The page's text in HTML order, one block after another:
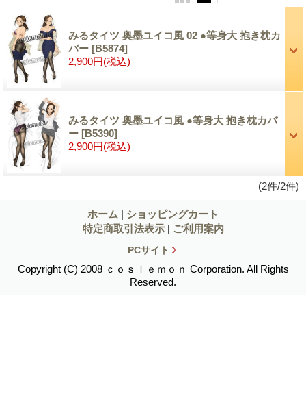
みるタイツ 奥墨ユイコ風 02 ●等身大 抱き枕カ
バー [B5874]
2,900円(税込)
みるタイツ 奥墨ユイコ風 ●等身大 抱き枕カバ
ー [B5390]
2,900円(税込)
(2件/2件)
ホーム | ショッピングカート
特定商取引法表示 | ご利用案内
PCサイト
Copyright (C) 2008 ｃｏｓｌｅｍｏｎ Corporation. All Rights
Reserved.